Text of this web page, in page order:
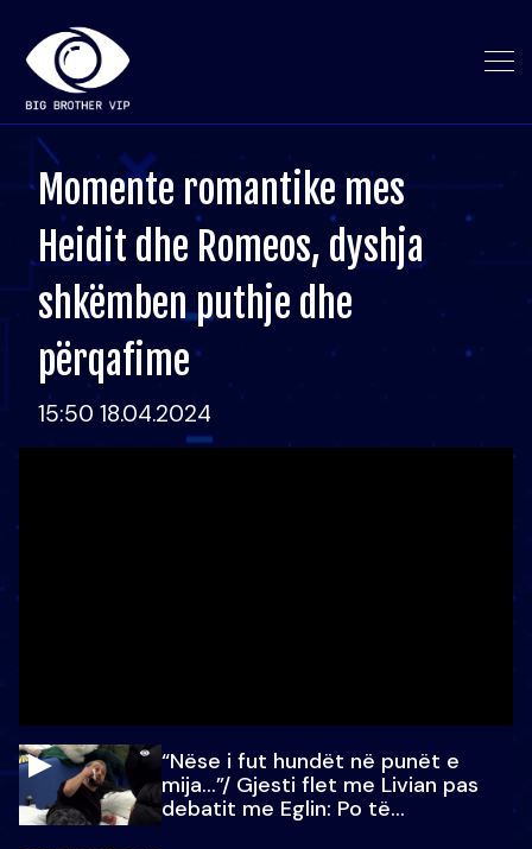
Momente romantike mes
Heidit dhe Romeos, dyshja
shkëmben puthje dhe
përqafime
15:50 18.04.2024
“Nëse i fut hundët në punët e
mija…”/ Gjesti flet me Livian pas
debatit me Eglin: Po të